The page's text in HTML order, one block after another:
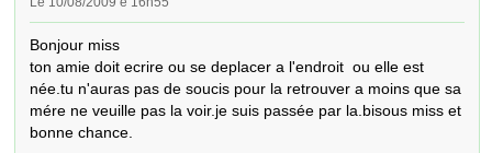
Bonjour miss
ton amie doit ecrire ou se deplacer a l'endroit  ou elle est
née.tu n'auras pas de soucis pour la retrouver a moins que sa
mére ne veuille pas la voir.je suis passée par la.bisous miss et
bonne chance.